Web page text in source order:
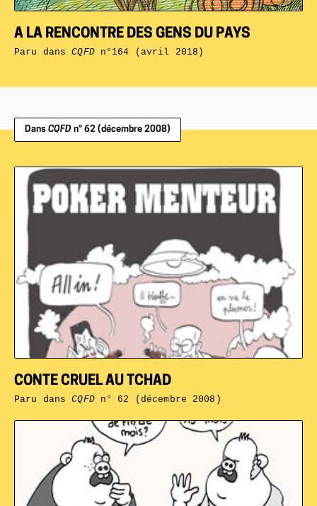
A LA RENCONTRE DES GENS DU PAYS
Paru dansCQFDn°164 (avril 2018)
Dans CQFD n° 62 (décembre 2008)
CONTE CRUEL AU TCHAD
Paru dansCQFDn° 62 (décembre 2008)